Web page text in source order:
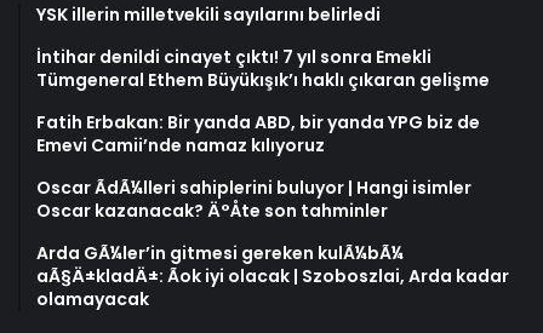
YSK illerin milletvekili sayılarını belirledi
İntihar denildi cinayet çıktı! 7 yıl sonra Emekli
Tümgeneral Ethem Büyükışık’ı haklı çıkaran gelişme
Fatih Erbakan: Bir yanda ABD, bir yanda YPG biz de
Emevi Camii’nde namaz kılıyoruz
Oscar ÃdÃ¼lleri sahiplerini buluyor | Hangi isimler
Oscar kazanacak? Ä°Åte son tahminler
Arda GÃ¼ler’in gitmesi gereken kulÃ¼bÃ¼
aÃ§Ä±kladÄ±: Ãok iyi olacak | Szoboszlai, Arda kadar
olamayacak